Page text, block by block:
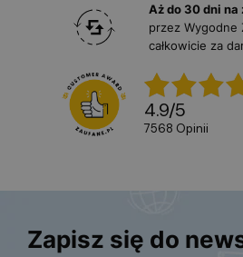
Aż do 30 dni na
przez Wygodne
całkowicie za
4.9/5
7568 opinii
Zapisz się do